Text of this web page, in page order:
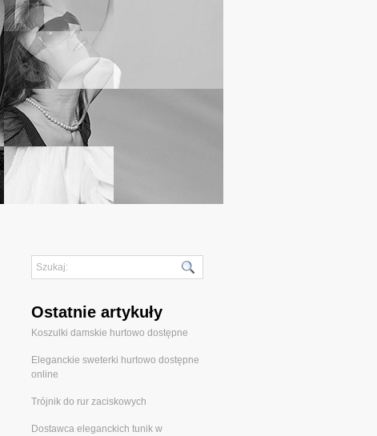
Ostatnie artykuły
Koszulki damskie hurtowo dostępne
Eleganckie sweterki hurtowo dostępne
online
Trójnik do rur zaciskowych
Dostawca eleganckich tunik w